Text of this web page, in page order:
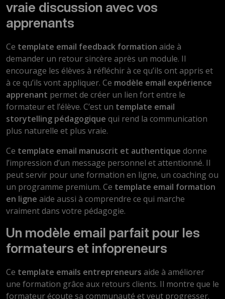
vraie discussion avec vos
apprenants
Ce template email feedback formation aide à
demander un retour sincère après un module. Il
encourage les élèves à réfléchir à ce qu’ils ont appris et
à ce qu’ils vont appliquer. Ce modèle email expérience
apprenant permet de créer un lien fort entre le
formateur et l’élève. C’est un template email
storytelling pédagogique qui rend la communication
plus naturelle et plus vraie.
Ce template email manuscrit et authentique donne
l’impression d’un message personnel et attentionné. Il
peut servir pour une formation en ligne, un coaching ou
un programme premium. Ce template email formation
en ligne aide aussi à comprendre ce qui marche
vraiment dans votre pédagogie.
Un modèle email parfait pour les
formateurs et infopreneurs
Ce template emails entrepreneurs aide à améliorer
une formation grâce aux retours clients. Il montre que le
formateur écoute sa communauté et veut progresser.